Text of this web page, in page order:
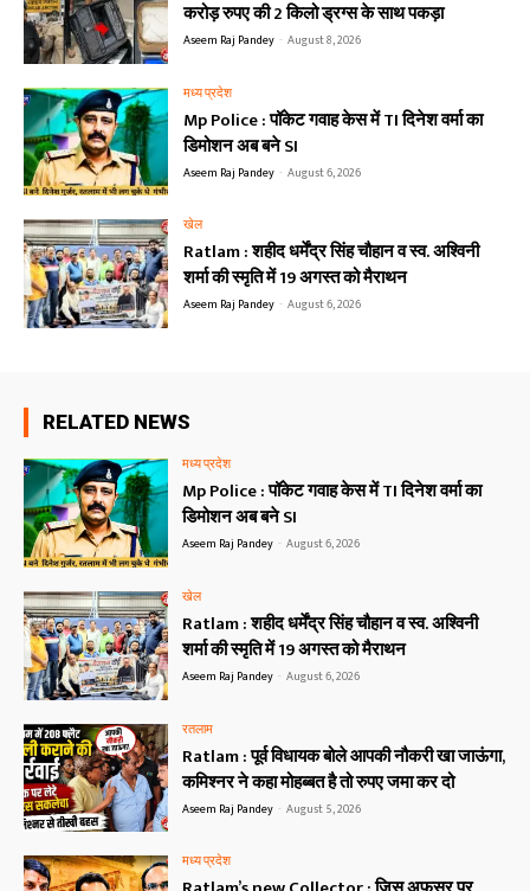
करोड़ रुपए की 2 किलो ड्रग्स के साथ पकड़ा
Aseem Raj Pandey - August 8, 2026
मध्य प्रदेश
Mp Police : पॉकेट गवाह केस में TI दिनेश वर्मा का
डिमोशन अब बने SI
Aseem Raj Pandey - August 6, 2026
खेल
Ratlam : शहीद धर्मेंद्र सिंह चौहान व स्व. अश्विनी
शर्मा की स्मृति में 19 अगस्त को मैराथन
Aseem Raj Pandey - August 6, 2026
RELATED NEWS
मध्य प्रदेश
Mp Police : पॉकेट गवाह केस में TI दिनेश वर्मा का
डिमोशन अब बने SI
Aseem Raj Pandey - August 6, 2026
खेल
Ratlam : शहीद धर्मेंद्र सिंह चौहान व स्व. अश्विनी
शर्मा की स्मृति में 19 अगस्त को मैराथन
Aseem Raj Pandey - August 6, 2026
रतलाम
Ratlam : पूर्व विधायक बोले आपकी नौकरी खा जाऊंगा,
कमिश्नर ने कहा मोहब्बत है तो रुपए जमा कर दो
Aseem Raj Pandey - August 5, 2026
मध्य प्रदेश